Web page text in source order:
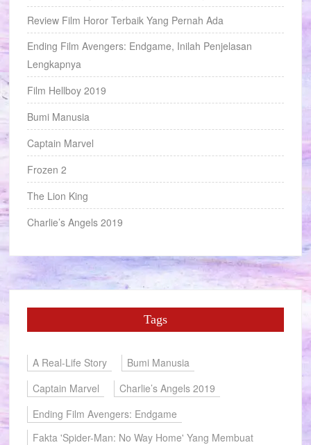
Review Film Horor Terbaik Yang Pernah Ada
Ending Film Avengers: Endgame, Inilah Penjelasan
Lengkapnya
Film Hellboy 2019
Bumi Manusia
Captain Marvel
Frozen 2
The Lion King
Charlie’s Angels 2019
Tags
A Real-Life Story
Bumi Manusia
Captain Marvel
Charlie’s Angels 2019
Ending Film Avengers: Endgame
Fakta 'Spider-Man: No Way Home' Yang Membuat